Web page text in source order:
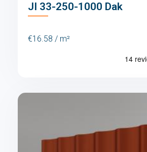
JI 33-250-1000 Dak
€16.58 / m²